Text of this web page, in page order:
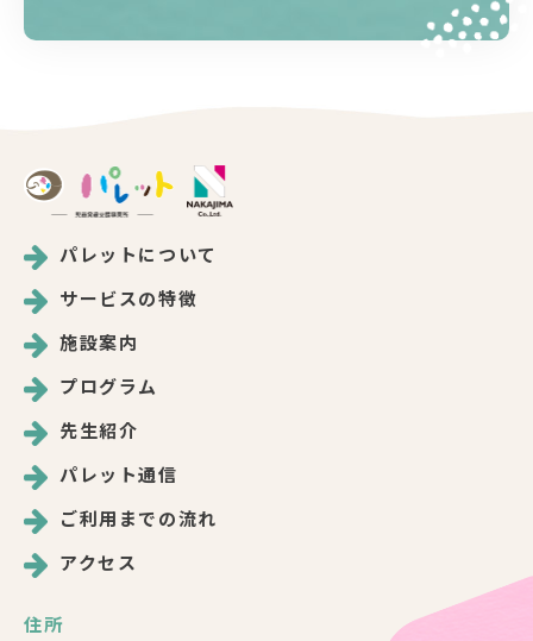
パレットについて
サービスの特徴
施設案内
プログラム
先生紹介
パレット通信
ご利用までの流れ
アクセス
住所